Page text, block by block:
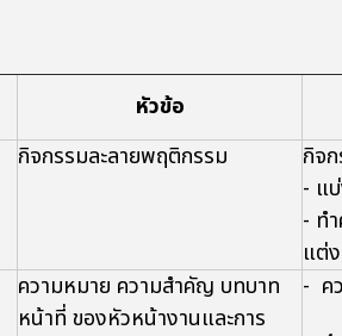
หัวข้อ
กิจกรรมละลายพฤติกรรม
กิจ
- แ
- ท
แต่
ความหมาย ความสำคัญ บทบาท
หน้าที่ ของหัวหน้างานและการ
- ค